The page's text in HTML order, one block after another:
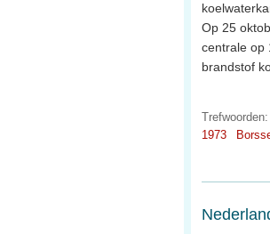
Op 25
centrale op
brandstof
Trefwoorden:
1973